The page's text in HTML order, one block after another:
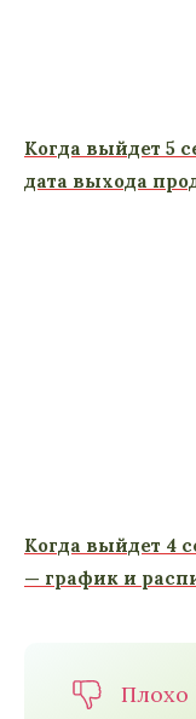
Когда выйдет 5
дата выхода
Когда выйдет 4
— график и
Плохо